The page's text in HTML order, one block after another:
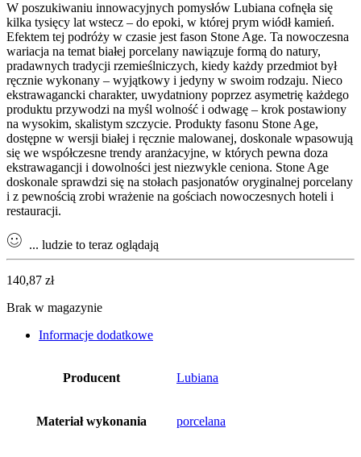
W poszukiwaniu innowacyjnych pomysłów Lubiana cofnęła się
kilka tysięcy lat wstecz – do epoki, w której prym wiódł kamień.
Efektem tej podróży w czasie jest fason Stone Age. Ta nowoczesna
wariacja na temat białej porcelany nawiązuje formą do natury,
pradawnych tradycji rzemieślniczych, kiedy każdy przedmiot był
ręcznie wykonany – wyjątkowy i jedyny w swoim rodzaju. Nieco
ekstrawagancki charakter, uwydatniony poprzez asymetrię każdego
produktu przywodzi na myśl wolność i odwagę – krok postawiony
na wysokim, skalistym szczycie. Produkty fasonu Stone Age,
dostępne w wersji białej i ręcznie malowanej, doskonale wpasowują
się we współczesne trendy aranżacyjne, w których pewna doza
ekstrawagancji i dowolności jest niezwykle ceniona. Stone Age
doskonale sprawdzi się na stołach pasjonatów oryginalnej porcelany
i z pewnością zrobi wrażenie na gościach nowoczesnych hoteli i
restauracji.
... ludzie to teraz oglądają
140,87 zł
Brak w magazynie
Informacje dodatkowe
Producent Lubiana
Materiał wykonania porcelana